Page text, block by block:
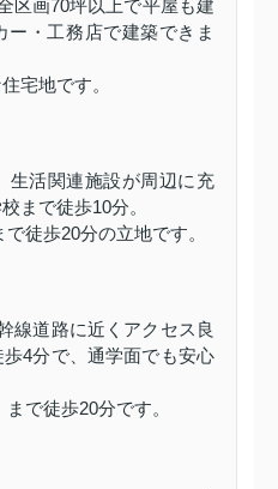
区画70坪以上で平屋も建
・工務店で建築できま
宅地です。
生活関連施設が周辺に充
まで徒歩10分。
徒歩20分の立地です。
線道路に近くアクセス良
4分で、通学面でも安心
で徒歩20分です。